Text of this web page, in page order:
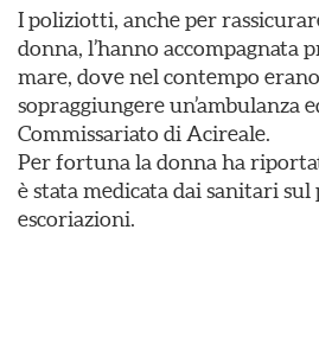
I poliziotti, anche per
donna, l’hanno accompagnata
mare, dove nel contempo
sopraggiungere un’ambulanza
Commissariato di Acireale.
Per fortuna la donna ha
è stata medicata dai sanitari
escoriazioni.